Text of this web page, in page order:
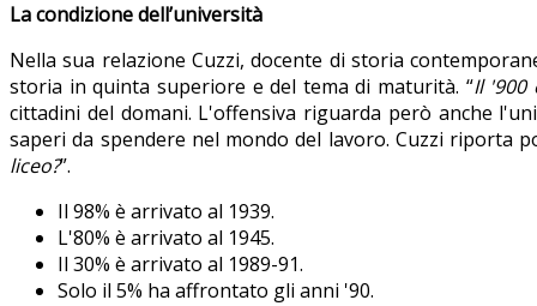
La condizione dell’università
Nella sua relazione Cuzzi, docente di storia
storia in quinta superiore e del tema di maturità. “Il '900
cittadini del domani. L'offensiva riguarda però anche
saperi da spendere nel mondo del lavoro. Cuzzi riporta
liceo?”.
Il 98% è arrivato al 1939.
L'80% è arrivato al 1945.
Il 30% è arrivato al 1989-91.
Solo il 5% ha affrontato gli anni '90.